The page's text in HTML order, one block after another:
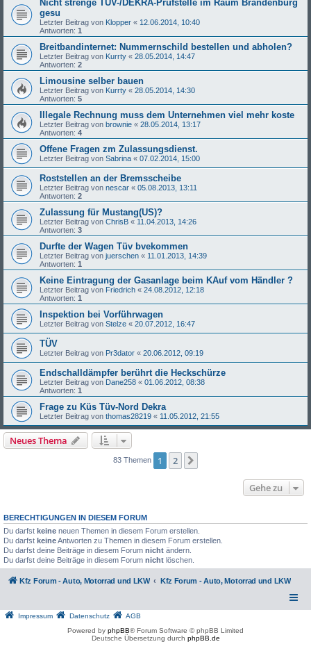
Nicht strenge TÜV-/DEKRA-Prüfstelle im Raum Brandenburg
gesu
Letzter Beitrag von Klopper « 12.06.2014, 10:40
Antworten: 1
Breitbandinternet: Nummernschild bestellen und abholen?
Letzter Beitrag von Kurrty « 28.05.2014, 14:47
Antworten: 2
Limousine selber bauen
Letzter Beitrag von Kurrty « 28.05.2014, 14:30
Antworten: 5
Illegale Rechnung muss dem Unternehmen viel mehr koste
Letzter Beitrag von brownie « 28.05.2014, 13:17
Antworten: 4
Offene Fragen zm Zulassungsdienst.
Letzter Beitrag von Sabrina « 07.02.2014, 15:00
Roststellen an der Bremsscheibe
Letzter Beitrag von nescar « 05.08.2013, 13:11
Antworten: 2
Zulassung für Mustang(US)?
Letzter Beitrag von ChrisB « 11.04.2013, 14:26
Antworten: 3
Durfte der Wagen Tüv bvekommen
Letzter Beitrag von juerschen « 11.01.2013, 14:39
Antworten: 1
Keine Eintragung der Gasanlage beim KAuf vom Händler ?
Letzter Beitrag von Friedrich « 24.08.2012, 12:18
Antworten: 1
Inspektion bei Vorführwagen
Letzter Beitrag von Stelze « 20.07.2012, 16:47
TÜV
Letzter Beitrag von Pr3dator « 20.06.2012, 09:19
Endschalldämpfer berührt die Heckschürze
Letzter Beitrag von Dane258 « 01.06.2012, 08:38
Antworten: 1
Frage zu Küs Tüv-Nord Dekra
Letzter Beitrag von thomas28219 « 11.05.2012, 21:55
Neues Thema
83 Themen 1 2
Gehe zu
BERECHTIGUNGEN IN DIESEM FORUM
Du darfst keine neuen Themen in diesem Forum erstellen.
Du darfst keineAntworten zu Themen in diesem Forum erstellen.
Du darfst deine Beiträge in diesem Forum nicht ändern.
Du darfst deine Beiträge in diesem Forum nicht löschen.
Kfz Forum - Auto, Motorrad und LKW Kfz Forum - Auto, Motorrad und LKW
Impressum Datenschutz
AGB
Powered by phpBB® Forum Software © phpBB Limited
Deutsche Übersetzung durch phpBB.de